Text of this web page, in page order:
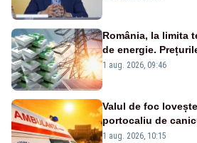
România, la limita
de energie.
Analiză Realitatea
1 aug. 2026, 09:46
Valul de foc
portocaliu de
duminică.
1 aug. 2026, 10:15